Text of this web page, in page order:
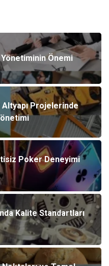
Önemi
Altyapı Projelerinde
Poker Deneyimi
Kalite Standartları